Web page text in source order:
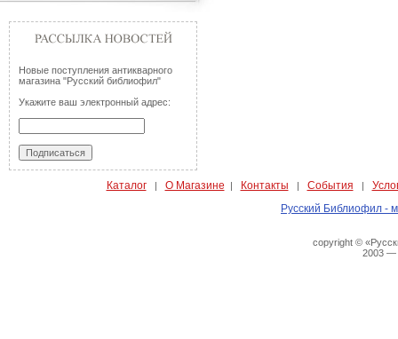
Новые поступления антикварного
магазина "Русский библиофил"
Укажите ваш электронный адрес:
Каталог| О Магазине | Контакты | События |
Русский Библиофил -
copyright ©
2003 —